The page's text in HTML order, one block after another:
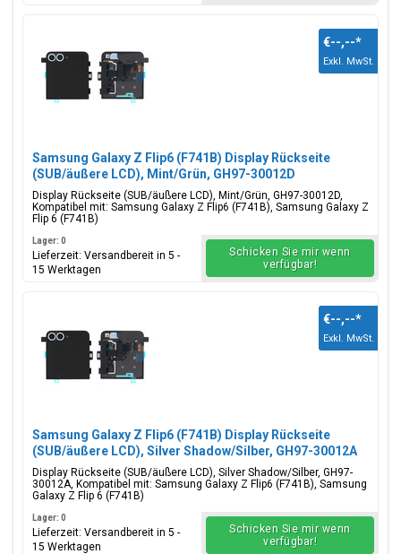
Samsung Galaxy Z Flip6 (F741B) Display Rückseite
(SUB/äußere LCD), Mint/Grün, GH97-30012D
Display Rückseite (SUB/äußere LCD), Mint/Grün, GH97-30012D,
Kompatibel mit: Samsung Galaxy Z Flip6 (F741B), Samsung Galaxy Z
Flip 6 (F741B)
€--,--*
Exkl. MwSt.
Lager: 0
Lieferzeit: Versandbereit in 5 -
15 Werktagen
Schicken Sie mir wenn
verfügbar!
Samsung Galaxy Z Flip6 (F741B) Display Rückseite
(SUB/äußere LCD), Silver Shadow/Silber, GH97-30012A
Display Rückseite (SUB/äußere LCD), Silver Shadow/Silber, GH97-
30012A, Kompatibel mit: Samsung Galaxy Z Flip6 (F741B), Samsung
Galaxy Z Flip 6 (F741B)
€--,--*
Exkl. MwSt.
Lager: 0
Lieferzeit: Versandbereit in 5 -
15 Werktagen
Schicken Sie mir wenn
verfügbar!